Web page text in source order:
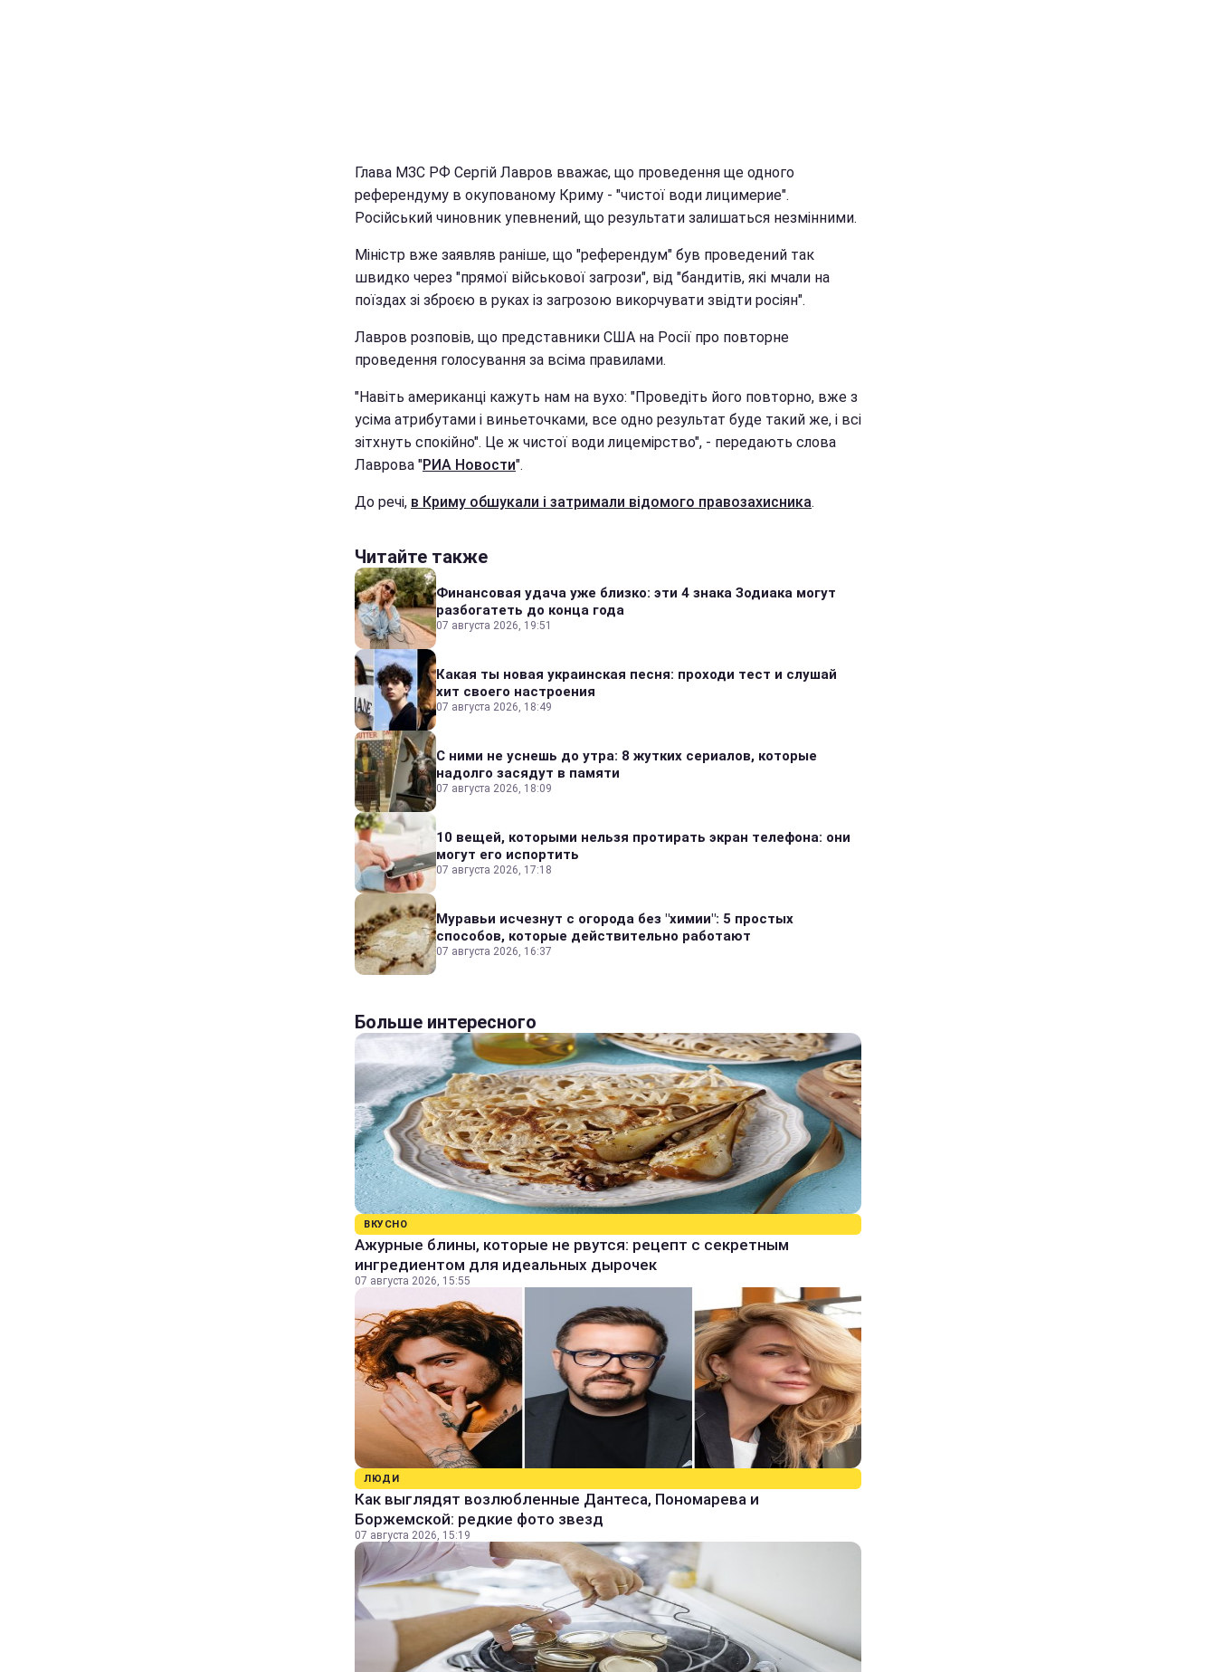
Глава МЗС РФ Сергій Лавров вважає, що проведення ще одного
референдуму в окупованому Криму - "чистої води лицимерие".
Російський чиновник упевнений, що результати залишаться незмінними.
Міністр вже заявляв раніше, що "референдум" був проведений так
швидко через "прямої військової загрози", від "бандитів, які мчали на
поїздах зі зброєю в руках із загрозою викорчувати звідти росіян".
Лавров розповів, що представники США на Росії про повторне
проведення голосування за всіма правилами.
"Навіть американці кажуть нам на вухо: "Проведіть його повторно, вже з
усіма атрибутами і виньеточками, все одно результат буде такий же, і всі
зітхнуть спокійно". Це ж чистої води лицемірство", - передають слова
Лаврова "РИА Новости".
До речі, в Криму обшукали і затримали відомого правозахисника.
Читайте также
Финансовая удача уже близко: эти 4 знака Зодиака могут
разбогатеть до конца года
07 августа 2026, 19:51
Какая ты новая украинская песня: проходи тест и слушай
хит своего настроения
07 августа 2026, 18:49
С ними не уснешь до утра: 8 жутких сериалов, которые
надолго засядут в памяти
07 августа 2026, 18:09
10 вещей, которыми нельзя протирать экран телефона: они
могут его испортить
07 августа 2026, 17:18
Муравьи исчезнут с огорода без "химии": 5 простых
способов, которые действительно работают
07 августа 2026, 16:37
Больше интересного
ВКУСНО
Ажурные блины, которые не рвутся: рецепт с секретным
ингредиентом для идеальных дырочек
07 августа 2026, 15:55
ЛЮДИ
Как выглядят возлюбленные Дантеса, Пономарева и
Боржемской: редкие фото звезд
07 августа 2026, 15:19